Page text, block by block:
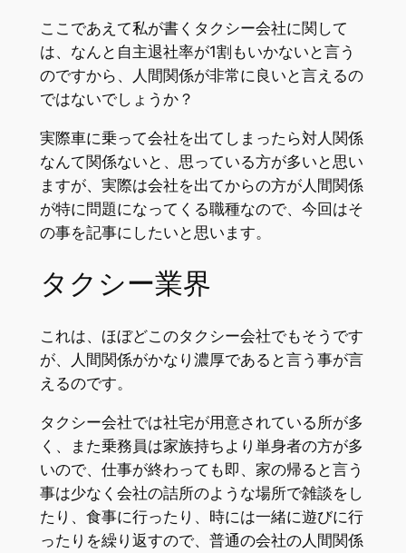
ここであえて私が書くタクシー会社に関して
は、なんと自主退社率が1割もいかないと言う
のですから、人間関係が非常に良いと言えるの
ではないでしょうか？
実際車に乗って会社を出てしまったら対人関係
なんて関係ないと、思っている方が多いと思い
ますが、実際は会社を出てからの方が人間関係
が特に問題になってくる職種なので、今回はそ
の事を記事にしたいと思います。
タクシー業界
これは、ほぼどこのタクシー会社でもそうです
が、人間関係がかなり濃厚であると言う事が言
えるのです。
タクシー会社では社宅が用意されている所が多
く、また乗務員は家族持ちより単身者の方が多
いので、仕事が終わっても即、家の帰ると言う
事は少なく会社の詰所のような場所で雑談をし
たり、食事に行ったり、時には一緒に遊びに行
ったりを繰り返すので、普通の会社の人間関係